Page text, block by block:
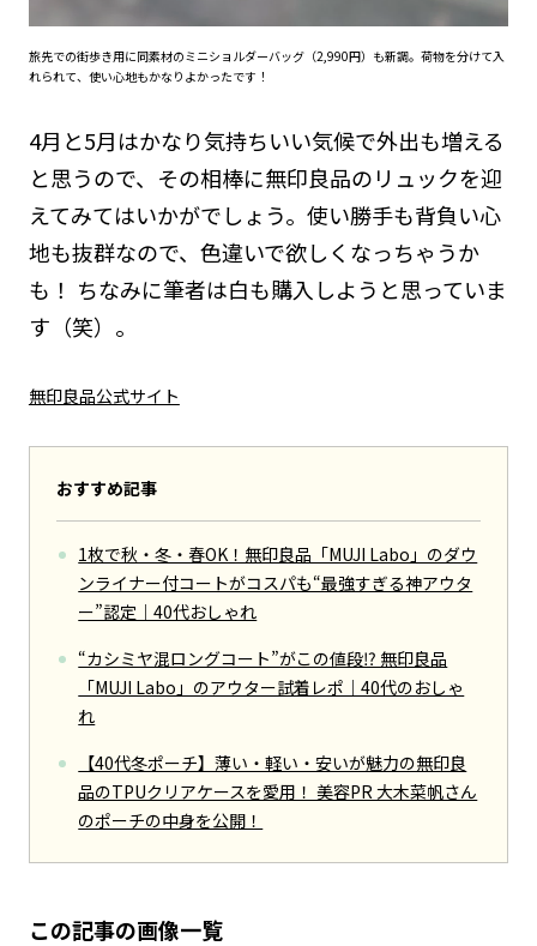
旅先での街歩き用に同素材のミニショルダーバッグ（2,990円）も新調。荷物を分けて入
れられて、使い心地もかなりよかったです！
4月と5月はかなり気持ちいい気候で外出も増える
と思うので、その相棒に無印良品のリュックを迎
えてみてはいかがでしょう。使い勝手も背負い心
地も抜群なので、色違いで欲しくなっちゃうか
も！ ちなみに筆者は白も購入しようと思っていま
す（笑）。
無印良品公式サイト
おすすめ記事
1枚で秋・冬・春OK！無印良品「MUJI Labo」のダウ
ンライナー付コートがコスパも“最強すぎる神アウタ
ー”認定｜40代おしゃれ
“カシミヤ混ロングコート”がこの値段⁉ 無印良品
「MUJI Labo」のアウター試着レポ｜40代のおしゃ
れ
【40代冬ポーチ】薄い・軽い・安いが魅力の無印良
品のTPUクリアケースを愛用！ 美容PR 大木菜帆さん
のポーチの中身を公開！
この記事の画像一覧